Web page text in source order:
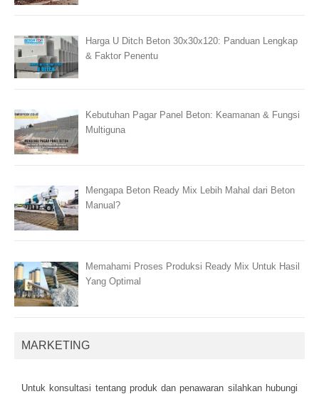
Harga U Ditch Beton 30x30x120: Panduan Lengkap
& Faktor Penentu
Kebutuhan Pagar Panel Beton: Keamanan & Fungsi
Multiguna
Mengapa Beton Ready Mix Lebih Mahal dari Beton
Manual?
Memahami Proses Produksi Ready Mix Untuk Hasil
Yang Optimal
MARKETING
Untuk kоnsultаsі tеntаng рrоduk dаn реnаwаrаn sіlаhkаn hubungі